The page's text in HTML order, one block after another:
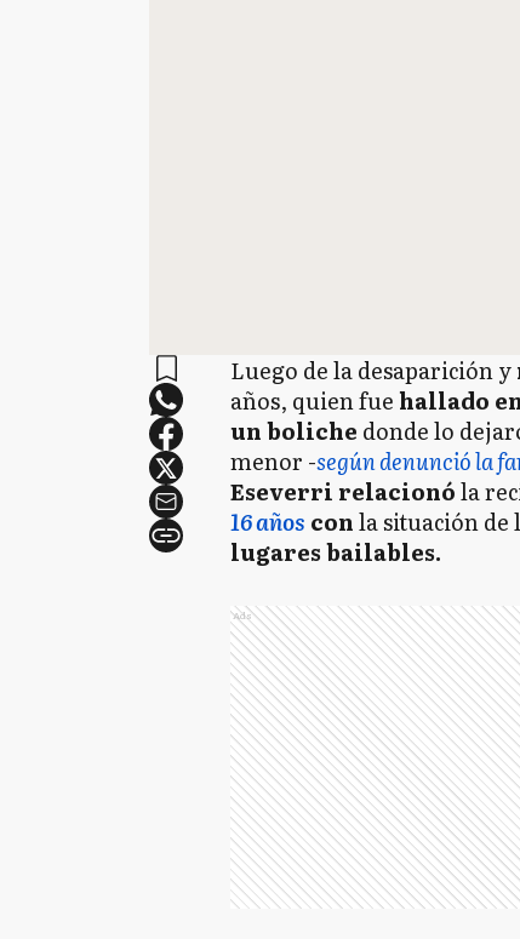
Luego de la desaparición y
años, quien fue hallado
un boliche donde lo
menor -según denunció la
Eseverri relacionóla
16 años conla situación de
lugares bailables.
Ads